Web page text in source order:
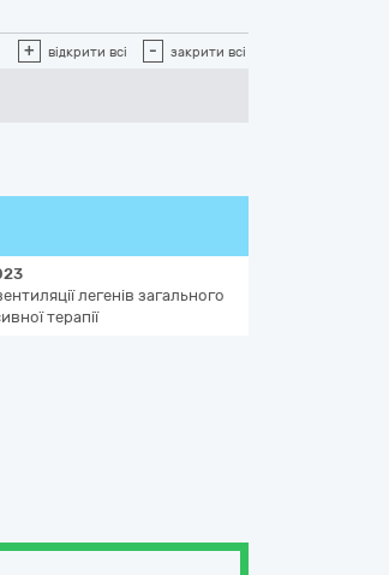
+ відкрити всі - закрити всі
легенів загального
терапії